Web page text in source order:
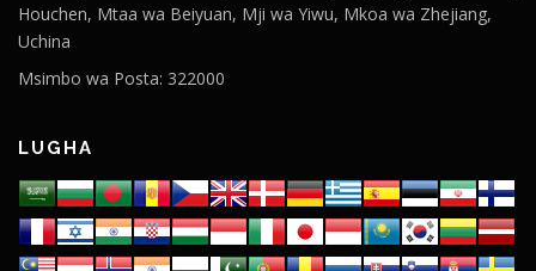
Houchen, Mtaa wa Beiyuan, Mji wa Yiwu, Mkoa wa Zhejiang,
Uchina
Msimbo wa Posta: 322000
LUGHA